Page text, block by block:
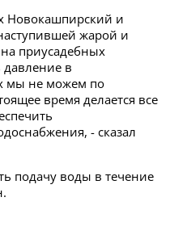
Новокашпирский и
жарой и
приусадебных
давление в
мы не можем по
время делается все
- сказал
подачу воды в течение